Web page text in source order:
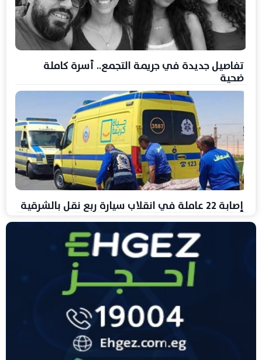
تفاصيل جديدة في جريمة التجمع.. أسرة كاملة
ضحية
إصابة 22 عاملة في انقلاب سيارة ربع نقل بالشرقية